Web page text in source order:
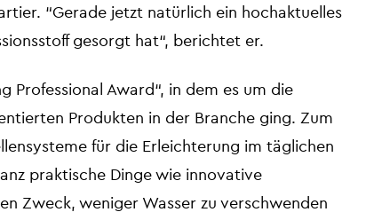
“Gerade jetzt natürlich ein hochaktuelles
gesorgt hat“, berichtet er.
Professional Award“, in dem es um die
Produkten in der Branche ging. Zum
für die Erleichterung im täglichen
praktische Dinge wie innovative
Zweck, weniger Wasser zu verschwenden